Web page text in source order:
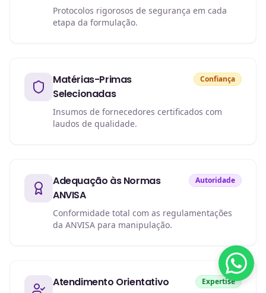
Protocolos rigorosos de segurança em cada
etapa da formulação.
Matérias-Primas
Selecionadas
Confiança
Insumos de fornecedores certificados com
laudos de qualidade.
Adequação às Normas
ANVISA
Autoridade
Conformidade total com as regulamentações
da ANVISA para manipulação.
Atendimento Orientativo Expertise